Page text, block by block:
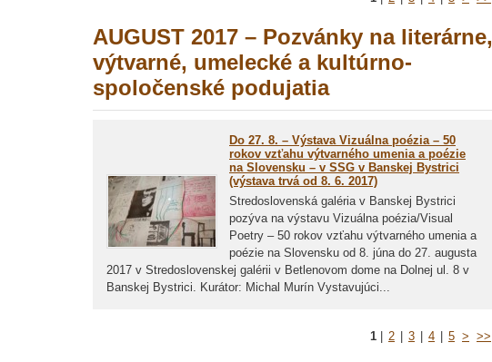
AUGUST 2017 – Pozvánky na literárne,
výtvarné, umelecké a kultúrno-
spoločenské podujatia
Do 27. 8. – Výstava Vizuálna poézia – 50
rokov vzťahu výtvarného umenia a poézie
na Slovensku – v SSG v Banskej Bystrici
(výstava trvá od 8. 6. 2017)
Stredoslovenská galéria v Banskej Bystrici
pozýva na výstavu Vizuálna poézia/Visual
Poetry – 50 rokov vzťahu výtvarného umenia a
poézie na Slovensku od 8. júna do 27. augusta
2017 v Stredoslovenskej galérii v Betlenovom dome na Dolnej ul. 8 v
Banskej Bystrici. Kurátor: Michal Murín Vystavujúci...
1 2 3 4 5 > >>